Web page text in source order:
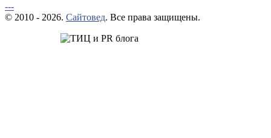
---
© 2010 - 2026. Сайтовед. Все права защищены.